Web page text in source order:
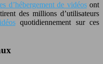
d’hébergement de vidéosont
des millions d’utilisateurs
quotidiennement sur ces